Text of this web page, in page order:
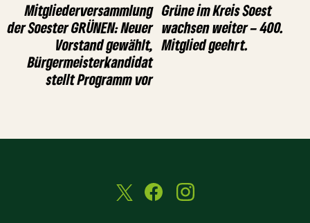
Mitgliederversammlung
der Soester GRÜNEN: Neuer
Vorstand gewählt,
Bürgermeisterkandidat
stellt Programm vor
Grüne im Kreis Soest
wachsen weiter – 400.
Mitglied geehrt.